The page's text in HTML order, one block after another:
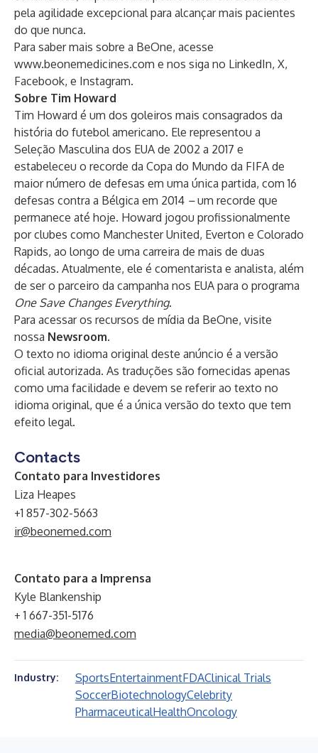
pela agilidade excepcional para alcançar mais pacientes
do que nunca.
Para saber mais sobre a BeOne, acesse
www.beonemedicines.com e nos siga no LinkedIn, X,
Facebook, e Instagram.
Sobre Tim Howard
Tim Howard é um dos goleiros mais consagrados da
história do futebol americano. Ele representou a
Seleção Masculina dos EUA de 2002 a 2017 e
estabeleceu o recorde da Copa do Mundo da FIFA de
maior número de defesas em uma única partida, com 16
defesas contra a Bélgica em 2014 –um recorde que
permanece até hoje. Howard jogou profissionalmente
por clubes como Manchester United, Everton e Colorado
Rapids, ao longo de uma carreira de mais de duas
décadas. Atualmente, ele é comentarista e analista, além
de ser o parceiro da campanha nos EUA para o programa
One Save Changes Everything.
Para acessar os recursos de mídia da BeOne, visite
nossa Newsroom.
O texto no idioma original deste anúncio é a versão
oficial autorizada. As traduções são fornecidas apenas
como uma facilidade e devem se referir ao texto no
idioma original, que é a única versão do texto que tem
efeito legal.
Contacts
Contato para Investidores
Liza Heapes
+1 857-302-5663
ir@beonemed.com
Contato para a Imprensa
Kyle Blankenship
+ 1 667-351-5176
media@beonemed.com
Industry: SportsEntertainmentFDAClinical Trials
SoccerBiotechnologyCelebrity
PharmaceuticalHealthOncology